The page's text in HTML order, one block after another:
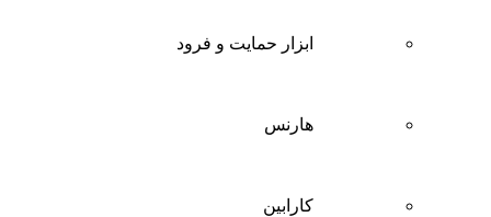
ابزار حمایت و فرود
هارنس
کارابین